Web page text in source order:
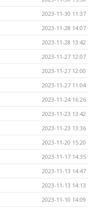
2023-11-30 11:37
2023-11-28 14:07
2023-11-28 13:42
2023-11-27 12:07
2023-11-27 12:00
2023-11-27 11:04
2023-11-24 16:26
2023-11-23 13:42
2023-11-23 13:36
2023-11-20 15:20
2023-11-17 14:35
2023-11-13 14:47
2023-11-13 14:13
2023-11-10 14:09